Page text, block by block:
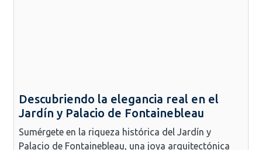
Descubriendo la elegancia real en el
Jardín y Palacio de Fontainebleau
Sumérgete en la riqueza histórica del Jardín y
Palacio de Fontainebleau, una joya arquitectónica